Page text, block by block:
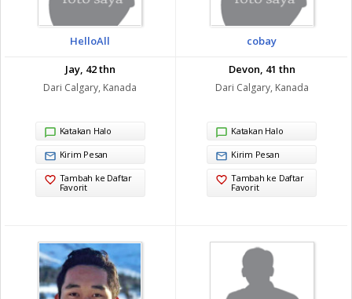
HelloAll
Jay, 42 thn
Dari Calgary, Kanada
Katakan Halo
Kirim Pesan
Tambah ke Daftar
Favorit
cobay
Devon, 41 thn
Dari Calgary, Kanada
Katakan Halo
Kirim Pesan
Tambah ke Daftar
Favorit